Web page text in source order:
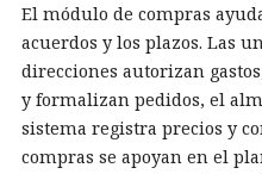
El módulo de compras
acuerdos y los plazos. Las
direcciones autorizan
y formalizan pedidos, el
sistema registra precios y
compras se apoyan en el